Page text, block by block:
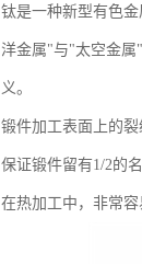
钛是一种新型有色
洋金属"与"太空金属
义。
锻件加工表面上的
保证锻件留有1/2的
在热加工中，非常